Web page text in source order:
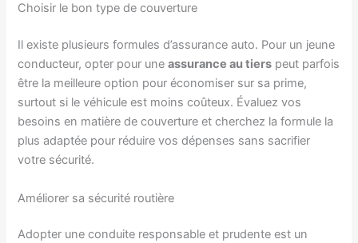
Choisir le bon type de couverture
Il existe plusieurs formules d’assurance auto. Pour un jeune
conducteur, opter pour uneassurance au tiers peut parfois
être la meilleure option pour économiser sur sa prime,
surtout si le véhicule est moins coûteux. Évaluez vos
besoins en matière de couverture et cherchez la formule la
plus adaptée pour réduire vos dépenses sans sacrifier
votre sécurité.
Améliorer sa sécurité routière
Adopter une conduite responsable et prudente est un